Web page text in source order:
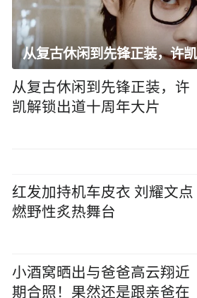
从复古休闲到先锋正装，许
凯解锁出道十周年大片
红发加持机车皮衣 刘耀文点
燃野性炙热舞台
小酒窝晒出与爸爸高云翔近
期合照！果然还是跟亲爸在